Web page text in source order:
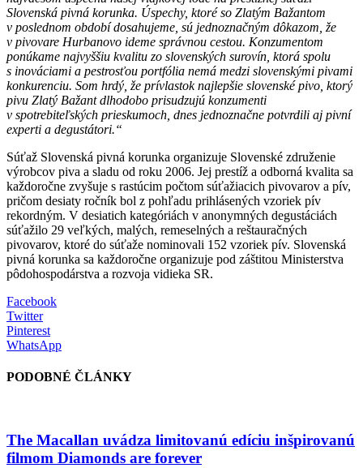
Slovenská pivná korunka. Úspechy, ktoré so Zlatým Bažantom
v poslednom období dosahujeme, sú jednoznačným dôkazom, že
v pivovare Hurbanovo ideme správnou cestou. Konzumentom
ponúkame najvyššiu kvalitu zo slovenských surovín, ktorá spolu
s inováciami a pestrosťou portfólia nemá medzi slovenskými pivami
konkurenciu. Som hrdý, že prívlastok najlepšie slovenské pivo, ktorý
pivu Zlatý Bažant dlhodobo prisudzujú konzumenti
v spotrebiteľských prieskumoch, dnes jednoznačne potvrdili aj pivní
experti a degustátori.“
Súťaž Slovenská pivná korunka organizuje Slovenské združenie
výrobcov piva a sladu od roku 2006. Jej prestíž a odborná kvalita sa
každoročne zvyšuje s rastúcim počtom súťažiacich pivovarov a pív,
pričom desiaty ročník bol z pohľadu prihlásených vzoriek pív
rekordným. V desiatich kategóriách v anonymných degustáciách
súťažilo 29 veľkých, malých, remeselných a reštauračných
pivovarov, ktoré do súťaže nominovali 152 vzoriek pív. Slovenská
pivná korunka sa každoročne organizuje pod záštitou Ministerstva
pôdohospodárstva a rozvoja vidieka SR.
Facebook
Twitter
Pinterest
WhatsApp
PODOBNÉ ČLÁNKY
The Macallan uvádza limitovanú edíciu inšpirovanú
filmom Diamonds are forever